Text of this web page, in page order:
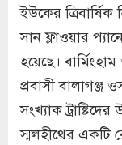
ইউকের ত্রিবার্ষিক
সান ফ্লাওয়ার
হয়েছে।
প্রবাসী বালাগঞ্জ
সংখ্যাক
স্মলহীথের একটি